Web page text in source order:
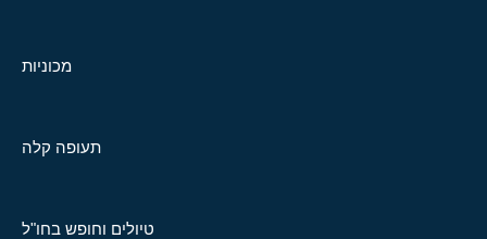
מכוניות
תעופה קלה
טיולים וחופש בחו"ל